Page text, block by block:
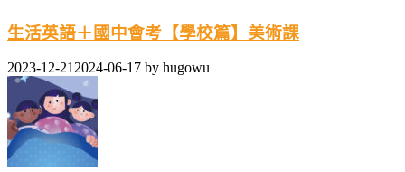
生活英語＋國中會考【學校篇】美術課
2023-12-212024-06-17 by hugowu